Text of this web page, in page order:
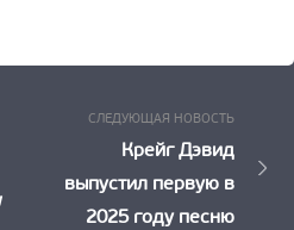
СЛЕДУЮЩАЯ НОВОСТЬ
Крейг Дэвид
выпустил первую в
2025 году песню